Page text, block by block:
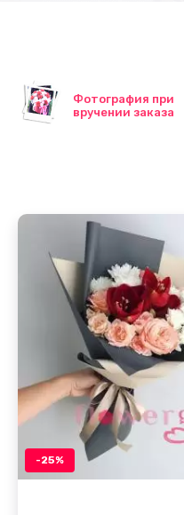
Фотография при
вручении заказа
-25%